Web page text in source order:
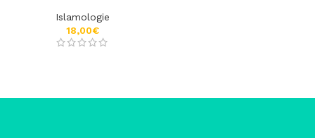
Islamologie
€